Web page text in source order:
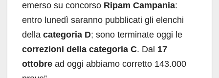
emerso su concorso Ripam Campania:
entro lunedì saranno pubblicati gli elenchi
della categoria D; sono terminate oggi le
correzioni della categoria C. Dal 17
ottobre ad oggi abbiamo corretto 143.000